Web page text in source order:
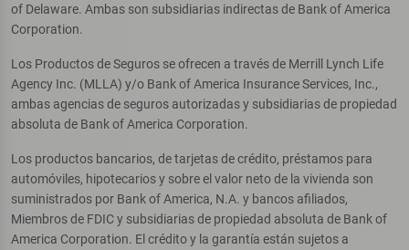
of Delaware. Ambas son subsidiarias indirectas de Bank of America
Corporation.
Los Productos de Seguros se ofrecen a través de Merrill Lynch Life
Agency Inc. (MLLA) y/o Bank of America Insurance Services, Inc.,
ambas agencias de seguros autorizadas y subsidiarias de propiedad
absoluta de Bank of America Corporation.
Los productos bancarios, de tarjetas de crédito, préstamos para
automóviles, hipotecarios y sobre el valor neto de la vivienda son
suministrados por Bank of America, N.A. y bancos afiliados,
Miembros de FDIC y subsidiarias de propiedad absoluta de Bank of
America Corporation. El crédito y la garantía están sujetos a